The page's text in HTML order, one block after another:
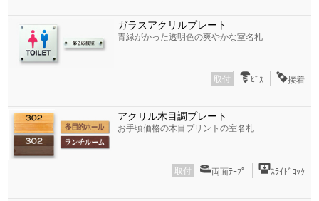
ガラスアクリルプレート
青緑がかった透明色の爽やかな室名札
取付 ﾋﾞｽ 接着
アクリル木目調プレート
お手頃価格の木目プリントの室名札
取付 両面ﾃｰﾌﾟ ｽﾗｲﾄﾞﾛｯｸ